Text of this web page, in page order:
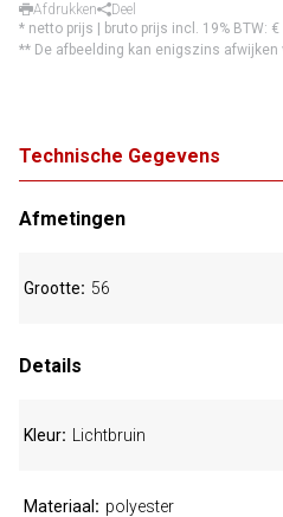
Afdrukken
Deel
* netto prijs | bruto prijs incl. 19% BTW: €
** De afbeelding kan enigszins afwijken
Technische Gegevens
Afmetingen
Grootte 56
Details
Kleur Lichtbruin
Materiaal polyester